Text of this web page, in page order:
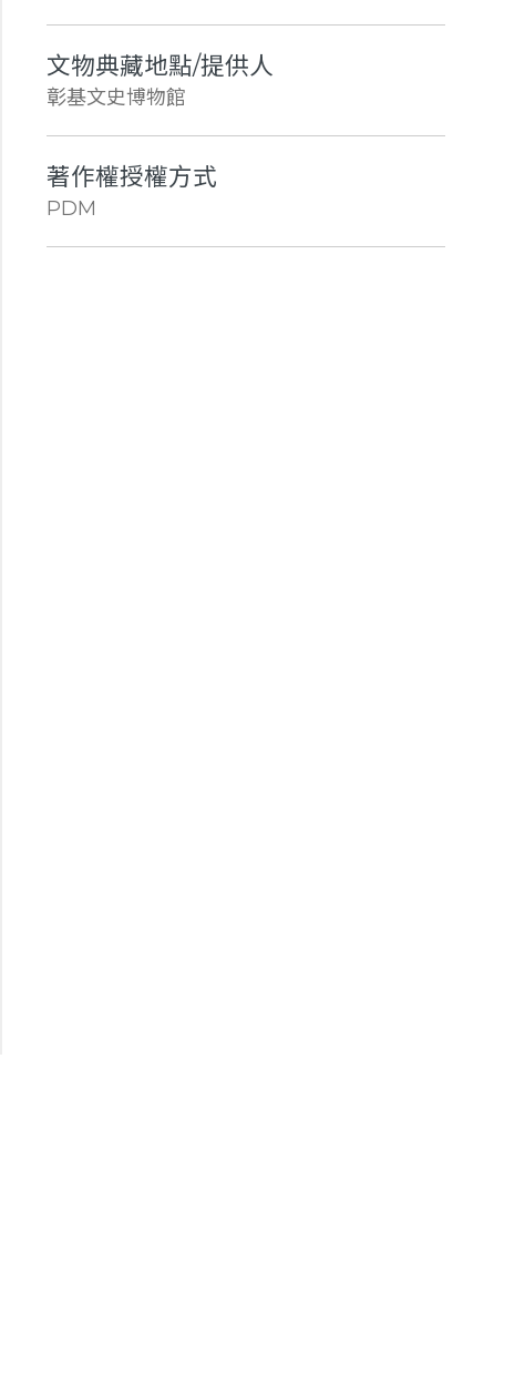
文物典藏地點/提供人
彰基文史博物館
著作權授權方式
PDM